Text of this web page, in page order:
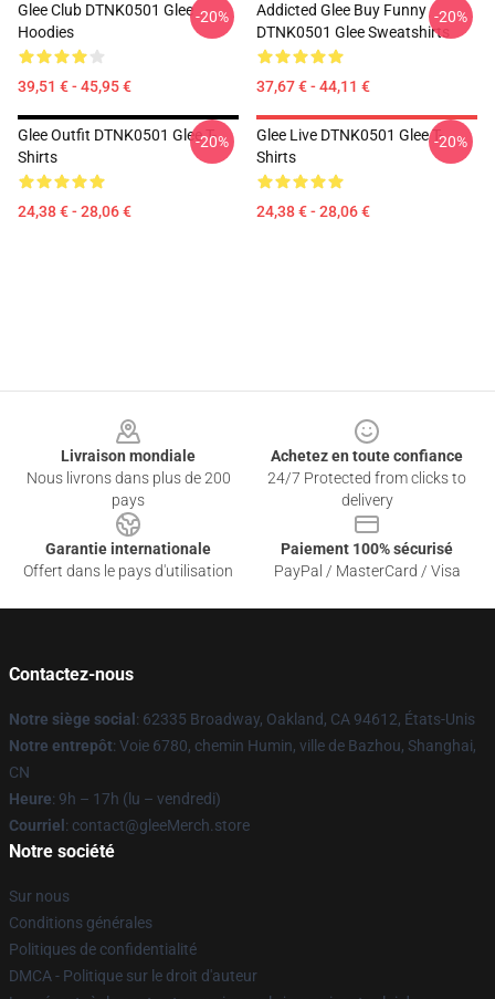
Glee Club DTNK0501 Glee
Hoodies
39,51 € - 45,95 €
-20%
Addicted Glee Buy Funny
DTNK0501 Glee Sweatshirts
37,67 € - 44,11 €
-20%
Glee Outfit DTNK0501 Glee T-
Shirts
24,38 € - 28,06 €
-20%
Glee Live DTNK0501 Glee T-
Shirts
24,38 € - 28,06 €
-20%
Livraison mondiale
Nous livrons dans plus de 200
pays
Achetez en toute confiance
24/7 Protected from clicks to
delivery
Garantie internationale
Offert dans le pays d'utilisation
Paiement 100% sécurisé
PayPal / MasterCard / Visa
Contactez-nous
Notre siège social : 62335 Broadway, Oakland, CA 94612, États-Unis
Notre entrepôt: Voie 6780, chemin Humin, ville de Bazhou, Shanghai,
CN
Heure: 9h – 17h (lu – vendredi)
Courriel : contact@gleeMerch.store
Notre société
Sur nous
Conditions générales
Politiques de confidentialité
DMCA - Politique sur le droit d'auteur